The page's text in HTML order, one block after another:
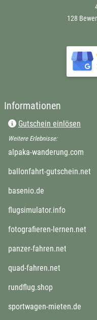
128
Informationen
Gutschein einlösen
Weitere Erlebnisse:
alpaka-wanderung.com
ballonfahrt-gutschein.net
basenio.de
flugsimulator.infoöffnet in
fotografieren-lernen.net
panzer-fahren.net
quad-fahren.net
rundflug.shop
sportwagen-mieten.de